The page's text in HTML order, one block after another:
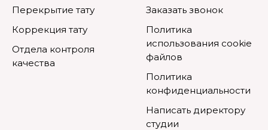
Перекрытие тату
Коррекция тату
Отдела контроля
качества
Заказать звонок
Политика
использования cookie
файлов
Политика
конфиденциальности
Написать директору
студии